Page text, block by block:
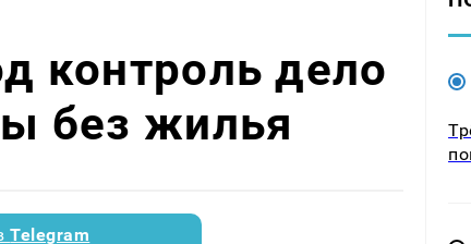
контроль дело
без жилья
Telegram